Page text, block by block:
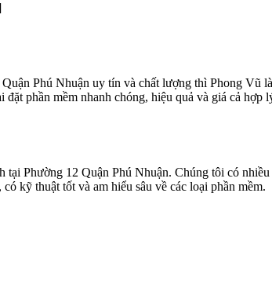
Phú Nhuận uy tín và chất lượng thì Phong
phần mềm nhanh chóng, hiệu quả và giá cả hợp
Phường 12 Quận Phú Nhuận. Chúng tôi có
kỹ thuật tốt và am hiểu sâu về các loại phần mềm.